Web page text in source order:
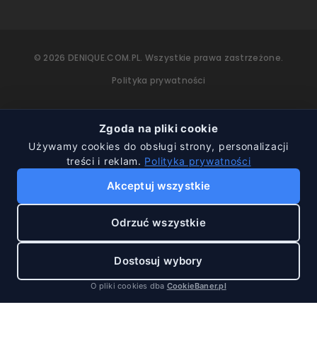
© 2026 DENIQUE.COM.PL. Wszystkie prawa zastrzeżone.
Polityka prywatności
Zgoda na pliki cookie
Używamy cookies do obsługi strony, personalizacji
treści i reklam. Polityka prywatności
Akceptuj wszystkie
Odrzuć wszystkie
Dostosuj wybory
O pliki cookies dba CookieBaner.pl